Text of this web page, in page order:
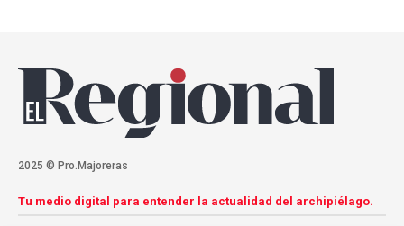
2025 © Pro.Majoreras
Tu medio digital para entender la actualidad del archipiélago.